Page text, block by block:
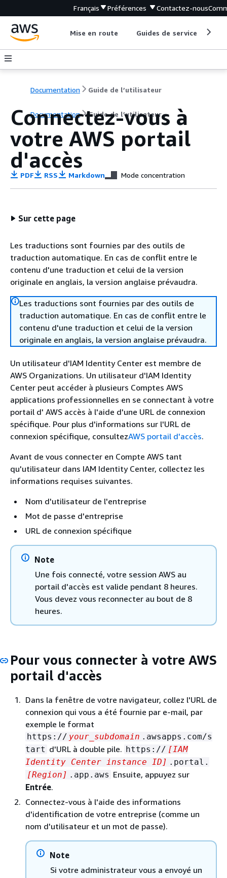
Français Préférences Contactez-nous
Mise en route Guides de service
Documentation Guide de l’utilisateur
Documentation Guide de l’utilisateur
Connectez-vous à
votre AWS portail
d'accès
PDF RSS Markdown Mode concentration
Sur cette page
Les traductions sont fournies par des outils de
traduction automatique. En cas de conflit entre le
contenu d'une traduction et celui de la version
originale en anglais, la version anglaise prévaudra.
Les traductions sont fournies par des outils de
traduction automatique. En cas de conflit entre le
contenu d'une traduction et celui de la version
originale en anglais, la version anglaise prévaudra.
Un utilisateur d'IAM Identity Center est membre de
AWS Organizations. Un utilisateur d'IAM Identity
Center peut accéder à plusieurs Comptes AWS
applications professionnelles en se connectant à votre
portail d' AWS accès à l'aide d'une URL de connexion
spécifique. Pour plus d'informations sur l'URL de
connexion spécifique, consultezAWS portail d'accès.
Avant de vous connecter en Compte AWS tant
qu'utilisateur dans IAM Identity Center, collectez les
informations requises suivantes.
Nom d'utilisateur de l'entreprise
Mot de passe d'entreprise
URL de connexion spécifique
Note
Une fois connecté, votre session AWS au
portail d'accès est valide pendant 8 heures.
Vous devez vous reconnecter au bout de 8
heures.
Pour vous connecter à votre AWS
portail d'accès
Dans la fenêtre de votre navigateur, collez l'URL de
connexion qui vous a été fournie par e-mail, par
exemple le format
https:// your_subdomain .awsapps.com/s
tart d'URL à double pile. https:// [IAM
Identity Center instance ID] .portal.
[Region] .app.aws Ensuite, appuyez sur
Entrée.
Connectez-vous à l'aide des informations
d'identification de votre entreprise (comme un
nom d'utilisateur et un mot de passe).
Note
Si votre administrateur vous a envoyé un